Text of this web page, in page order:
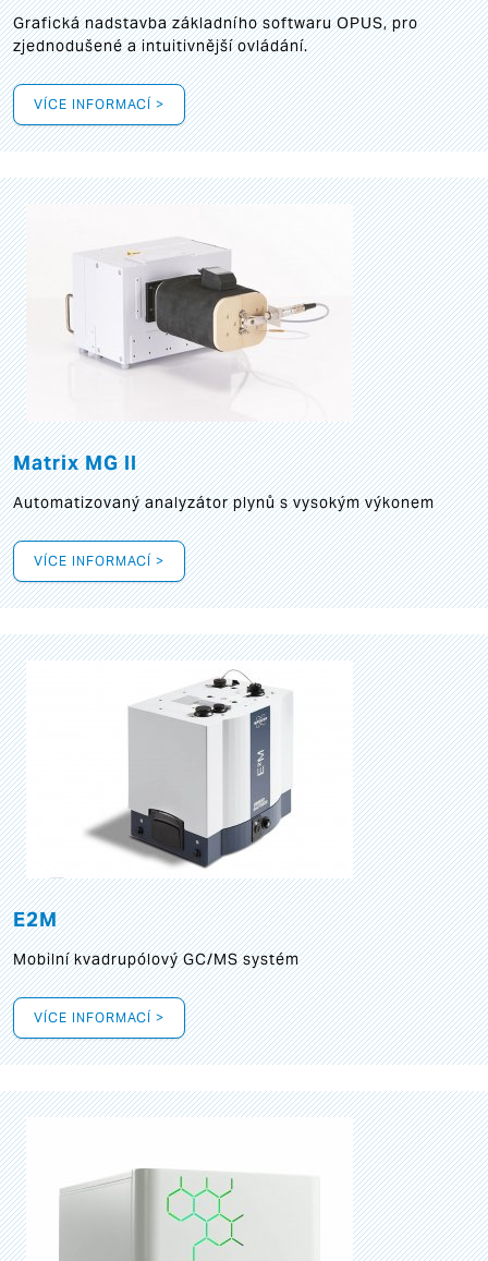
Grafickánadstavba základního softwaru OPUS, pro
zjednodušené a intuitivnější ovládání.
VÍCE INFORMACÍ >
Matrix MG II
Automatizovaný analyzátor plynů s vysokým výkonem
VÍCE INFORMACÍ >
E2M
Mobilní kvadrupólový GC/MS systém
VÍCE INFORMACÍ >